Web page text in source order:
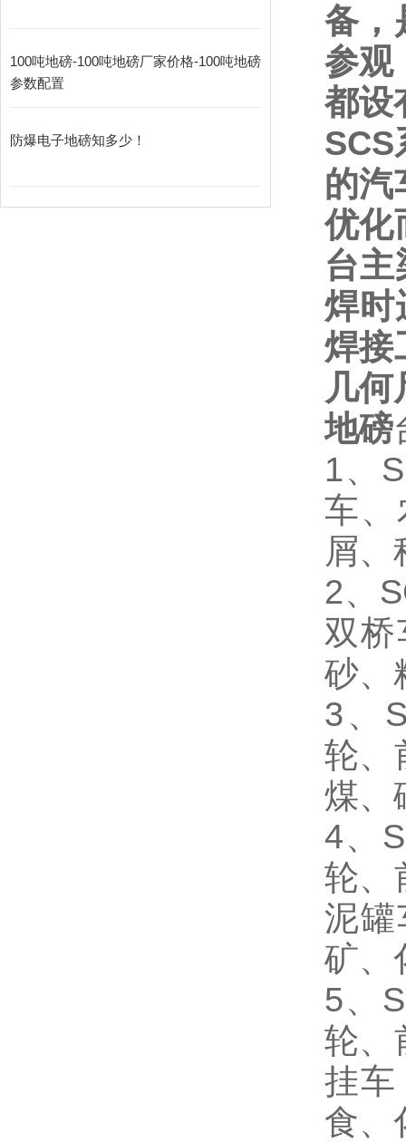
100吨地磅-100吨地磅厂家价格-100吨地磅
参数配置
防爆电子地磅知多少！
备，
参观
都设
SCS
的汽
优化
台主
焊时
焊接
几何
地磅
1、
车、
屑、
2、
双
砂、
3 、
轮、
煤、
4、
轮、
泥
矿、
5、
轮、
挂车
食、